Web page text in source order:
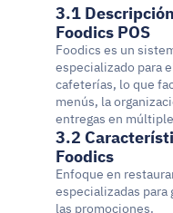
3.1
Foodics POS
Foodics es un
especializado para
cafeterías, lo que
menús, la
entregas en
3.2
Foodics
Enfoque en
especializadas para
las promociones.